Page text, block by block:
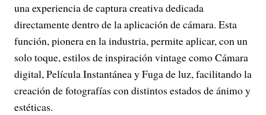
una experiencia de captura creativa dedicada
directamente dentro de la aplicación de cámara. Esta
función, pionera en la industria, permite aplicar, con un
solo toque, estilos de inspiración vintage como Cámara
digital, Película Instantánea y Fuga de luz, facilitando la
creación de fotografías con distintos estados de ánimo y
estéticas.